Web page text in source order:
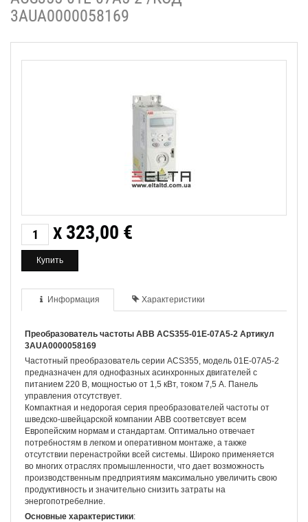
3AUA0000058169
X 323,00 €
Информация Характеристики
Преобразователь частоты ABB ACS355-01E-07A5-2 Артикул
3AUA0000058169
Частотный преобразователь серии ACS355, модель 01E-07A5-2
предназначен для однофазных асинхронных двигателей с
питанием 220 В, мощностью от 1,5 кВт, током 7,5 А. Панель
управления отсутствует.
Компактная и недорогая серия преобразователей частоты от
шведско-швейцарской компании ABB соответсвует всем
Европейским нормам и стандартам. Оптимально отвечает
потребностям в легком и оперативном монтаже, а также
отсутствии перенастройки всей системы. Широко применяется
во многих отраслях промышленности, что дает возможность
производственным предприятиям максимально увеличить свою
продуктивность и значительно снизить затраты на
энергопотребелние.
Основные характеристики: